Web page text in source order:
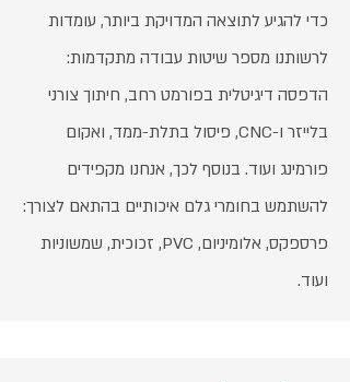
כדי להגיע לתוצאה המדויקת ביותר, עומדות
לרשותנו מספר שיטות עבודה מתקדמות:
הדפסה דיגיטלית בפורמט רחב, חיתוך צורני
בלייזר ו-CNC, פיסול בתלת-ממד, ואקום
פורמינג ועוד. בנוסף לכך, אנחנו מקפידים
להשתמש בחומרי גלם איכותיים בהתאם לצורך:
פרספקס, אלומיניום, PVC, זכוכית, שמשוניות
ועוד.